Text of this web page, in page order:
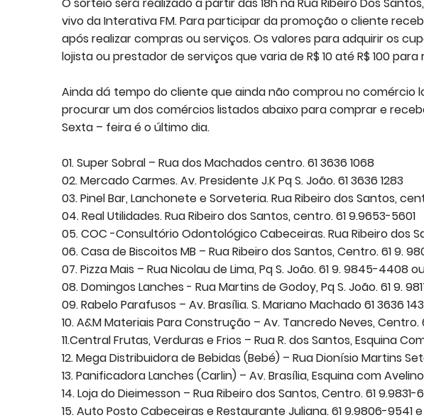
vivo da Interativa FM. Para participar da promoção o cliente
após realizar compras ou serviços. Os valores para adquirir os
lojista ou prestador de serviços que varia de R$ 10 até R$ 100
Ainda dá tempo do cliente que ainda não comprou no comércio
procurar um dos comércios listados abaixo para comprar e
Sexta – feira é o último dia.
01. Super Sobral – Rua dos Machados centro. 61 3636 1068
02. Mercado Carmes. Av. Presidente J.K Pq S. João. 61 3636 1283
03. Pinel Bar, Lanchonete e Sorveteria. Rua Ribeiro dos Santos,
04. Real Utilidades. Rua Ribeiro dos Santos, centro. 61 9.9653-5601
05. COC -Consultório Odontológico Cabeceiras. Rua Ribeiro dos
06. Casa de Biscoitos MB – Rua Ribeiro dos Santos, Centro. 61 9.
07. Pizza Mais – Rua Nicolau de Lima, Pq S. João. 61 9. 9845-4408
08. Domingos Lanches - Rua Martins de Godoy, Pq S. João. 61 9.
09. Rabelo Parafusos – Av. Brasília. S. Mariano Machado 61 3636
10. A&M Materiais Para Construção – Av. Tancredo Neves, Centro.
11.Central Frutas, Verduras e Frios – Rua R. dos Santos, Esquina
12. Mega Distribuidora de Bebidas (Bebé) – Rua Dionísio Martins
13. Panificadora Lanches (Carlin) – Av. Brasília, Esquina com
14. Loja do Dieimesson – Rua Ribeiro dos Santos, Centro. 61 9.9831-
15. Auto Posto Cabeceiras e Restaurante Juliana. 61 9.9806-9541